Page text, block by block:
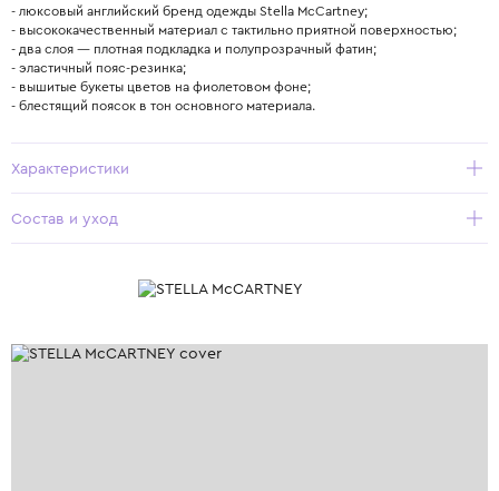
- люксовый английский бренд одежды Stella McCartney;
- высококачественный материал с тактильно приятной поверхностью;
- два слоя — плотная подкладка и полупрозрачный фатин;
- эластичный пояс-резинка;
- вышитые букеты цветов на фиолетовом фоне;
- блестящий поясок в тон основного материала.
Характеристики
Состав и уход